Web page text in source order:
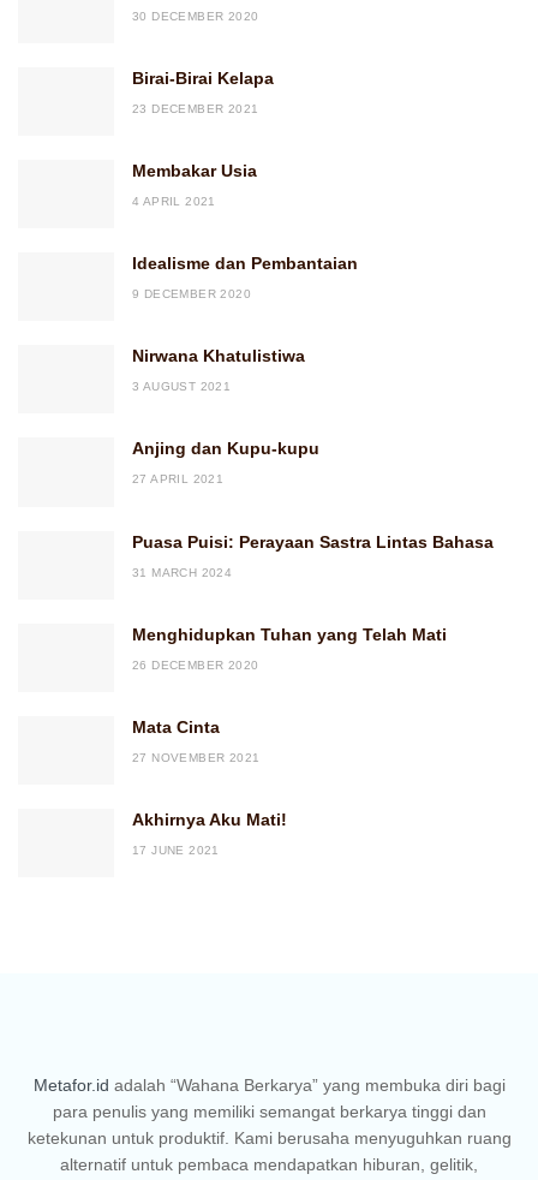
30 DECEMBER 2020
Birai-Birai Kelapa
23 DECEMBER 2021
Membakar Usia
4 APRIL 2021
Idealisme dan Pembantaian
9 DECEMBER 2020
Nirwana Khatulistiwa
3 AUGUST 2021
Anjing dan Kupu-kupu
27 APRIL 2021
Puasa Puisi: Perayaan Sastra Lintas Bahasa
31 MARCH 2024
Menghidupkan Tuhan yang Telah Mati
26 DECEMBER 2020
Mata Cinta
27 NOVEMBER 2021
Akhirnya Aku Mati!
17 JUNE 2021
Metafor.id adalah “Wahana Berkarya” yang membuka diri bagi
para penulis yang memiliki semangat berkarya tinggi dan
ketekunan untuk produktif. Kami berusaha menyuguhkan ruang
alternatif untuk pembaca mendapatkan hiburan, gelitik,